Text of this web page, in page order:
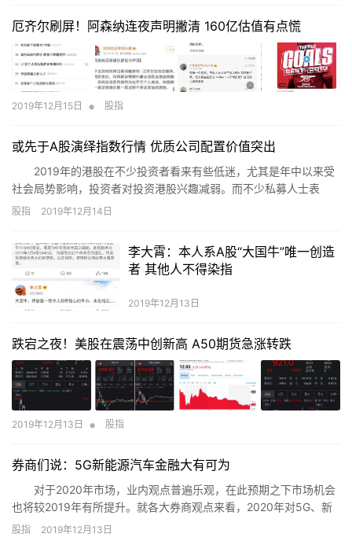
厄齐尔刷屏！阿森纳连夜声明撇清 160亿估值有点慌
2019年12月15日 • 股指
或先于A股演绎指数行情 优质公司配置价值突出
2019年的港股在不少投资者看来有些低迷，尤其是年中以来受
社会局势影响，投资者对投资港股兴趣减弱。而不少私募人士表
示，港股由于其投资者结构等特性，一直都是估值洼地，目前估值
股，但也谈不上低迷，依旧走出了独立结构性行情。
股指 2019年12月14日
李大霄：本人系A股“大国牛”唯一创造
者 其他人不得染指
2019年12月13日
跌宕之夜！美股在震荡中创新高 A50期货急涨转跌
2019年12月13日 • 股指
券商们说：5G新能源汽车金融大有可为
对于2020年市场，业内观点普遍乐观，在此预期之下市场机会
也将较2019年有所提升。就各大券商观点来看，2020年对5G、新
能源汽车、金融、集成电路、基建等板块集中看好。
股指 2019年12月13日